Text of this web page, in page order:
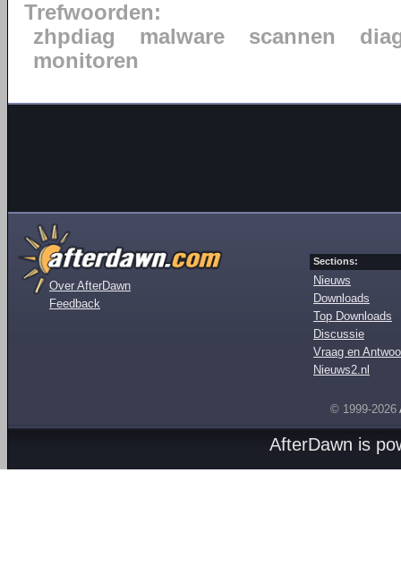
Trefwoorden:
zhpdiag
malware scannen
monitoren
Over AfterDawn
Feedback
Sections:
Nieuws
Downloads
Top Downloads
Discussie
Vraag en
Nieuws2.nl
© 1999-2026
AfterDawn is